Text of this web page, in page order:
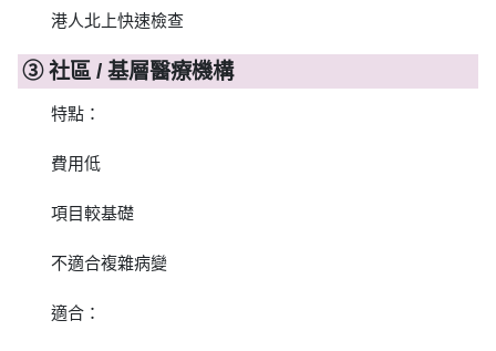
港人北上快速檢查
③ 社區 / 基層醫療機構
特點：
費用低
項目較基礎
不適合複雜病變
適合：